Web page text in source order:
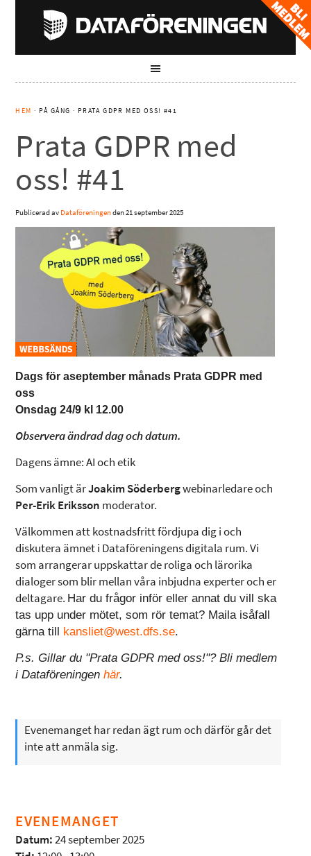
HEM · PÅ GÅNG · PRATA GDPR MED OSS! #41
Prata GDPR med
oss! #41
Publicerad av Dataföreningenden21 september 2025
Dags för aseptember månads Prata GDPR med
oss
Onsdag 24/9 kl 12.00
Observera ändrad dag och datum.
Dagens ämne: AI och etik
Som vanligt ärJoakim Söderbergwebinarledare och
Per-Erik Eriksson moderator.
Välkommen att kostnadsfritt fördjupa dig i och
diskutera ämnet i Dataföreningens digitala rum. Vi
som arrangerar uppskattar de roliga och lärorika
dialoger som blir mellan våra inbjudna experter och er
deltagare. Har du frågor inför eller annat du vill ska
tas upp under mötet, som rör temat? Maila isåfall
gärna till kansliet@west.dfs.se.
P.s. Gillar du "Prata GDPR med oss!"? Bli medlem
i Dataföreningenhär.
Evenemanget har redan ägt rum och därför går det
inte att anmäla sig.
EVENEMANGET
Datum:24 september 2025